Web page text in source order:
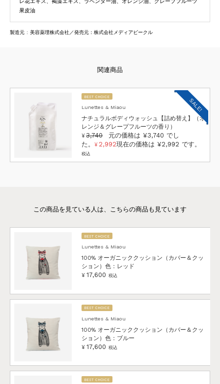
レ花エキス、褐藻エキス、ラベンダー油、オレンジ油、グレープフルーツ
果皮油
製造元 : 美容薬理株式会社／発売元：株式会社メディアビークル
SALE!
BEST CHOICE
Lunettes & Miaou
ナチュラルボディウォッシュ【詰め替え】（オ
レンジ＆グレープフルーツの香り）
¥ 3,740
元の価格は ¥3,740 でし
た。
¥ 2,992現在の価格は ¥2,992 です。
税込
BEST CHOICE
Lunettes & Miaou
100% オーガニッククッション（カバー＆クッ
ション）色：レッド
¥ 17,600 税込
BEST CHOICE
Lunettes & Miaou
100% オーガニッククッション（カバー＆クッ
ション）色：ブルー
¥ 17,600 税込
BEST CHOICE